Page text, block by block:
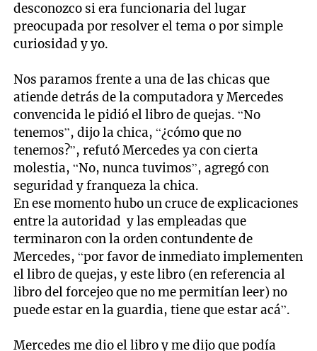
desconozco si era funcionaria del lugar
preocupada por resolver el tema o por simple
curiosidad y yo.
Nos paramos frente a una de las chicas que
atiende detrás de la computadora y Mercedes
convencida le pidió el libro de quejas. “No
tenemos”, dijo la chica, “¿cómo que no
tenemos?”, refutó Mercedes ya con cierta
molestia, “No, nunca tuvimos”, agregó con
seguridad y franqueza la chica.
En ese momento hubo un cruce de explicaciones
entre la autoridad y las empleadas que
terminaron con la orden contundente de
Mercedes, “por favor de inmediato implementen
el libro de quejas, y este libro (en referencia al
libro del forcejeo que no me permitían leer) no
puede estar en la guardia, tiene que estar acá”.
Mercedes me dio el libro y me dijo que podía